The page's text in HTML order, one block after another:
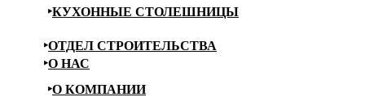
КУХОННЫЕ СТОЛЕШНИЦЫ
ОТДЕЛ СТРОИТЕЛЬСТВА
О НАС
О КОМПАНИИ